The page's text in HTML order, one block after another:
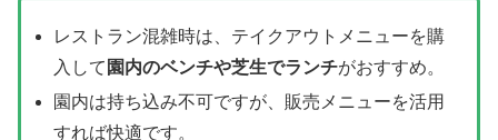
レストラン混雑時は、テイクアウトメニューを購
入して 園内のベンチや芝生でランチがおすすめ。
園内は持ち込み不可ですが、販売メニューを活用
すれば快適です。